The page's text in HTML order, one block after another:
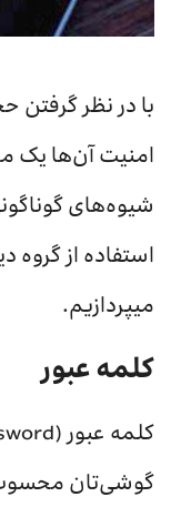
با در نظر
امنیت آن‌ها یک
شیوه‌های
استفاده از
میپردازیم.
کلمه عبور
گوشی‌تان محسوب